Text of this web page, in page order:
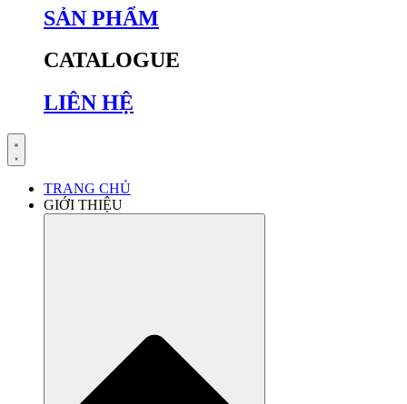
SẢN PHẨM
CATALOGUE
LIÊN HỆ
TRANG CHỦ
GIỚI THIỆU